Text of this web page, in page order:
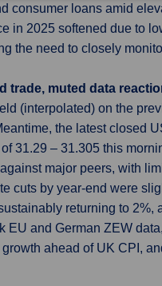
consumer loans amid
in 2025 softened due to
the need to closely
trade, muted data
(interpolated) on the
the latest closed
31.29 – 31.305 this
major peers, with
cuts by year-end were
returning to 2%,
EU and German ZEW
ahead of UK CPI,